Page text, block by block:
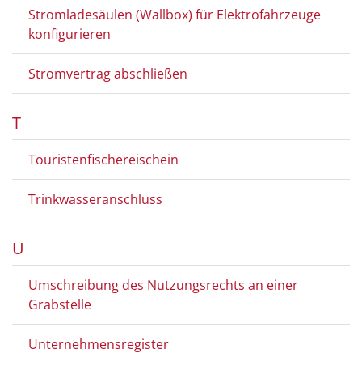
Stromladesäulen (Wallbox) für Elektrofahrzeuge
konfigurieren
Stromvertrag abschließen
T
Touristenfischereischein
Trinkwasseranschluss
U
Umschreibung des Nutzungsrechts an einer
Grabstelle
Unternehmensregister